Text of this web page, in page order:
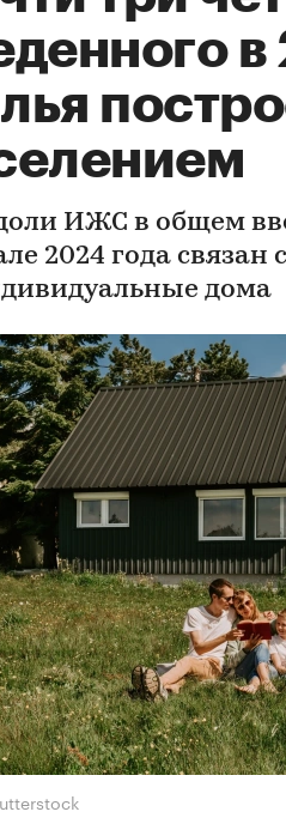
ИЖС в общем
2024 года
дома